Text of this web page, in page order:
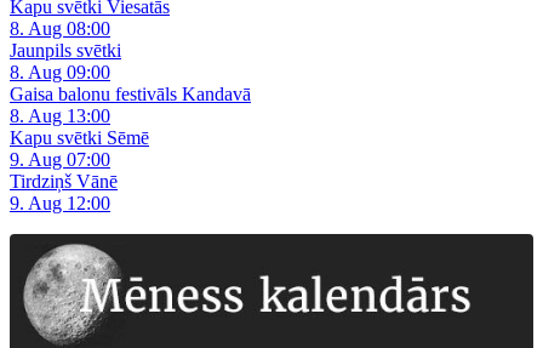
Kapu svētki Viesatās
8. Aug 08:00
Jaunpils svētki
8. Aug 09:00
Gaisa balonu festivāls Kandavā
8. Aug 13:00
Kapu svētki Sēmē
9. Aug 07:00
Tirdziņš Vānē
9. Aug 12:00